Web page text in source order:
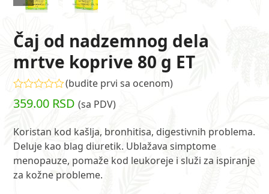
Čaj od nadzemnog dela
mrtve koprive 80 g ET
Ocenjeno
sa
od
5
(budite prvi sa ocenom)
359.00 RSD (sa PDV)
Koristan kod kašlja, bronhitisa, digestivnih problema.
Deluje kao blag diuretik. Ublažava simptome
menopauze, pomaže kod leukoreje i služi za ispiranje
za kožne probleme.